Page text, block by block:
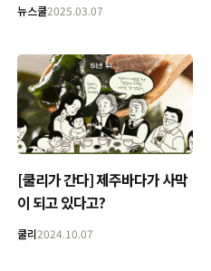
뉴스쿨2025.03.07
[쿨리가 간다] 제주바다가 사막
이 되고 있다고?
쿨리2024.10.07